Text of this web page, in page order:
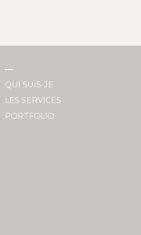
QUI SUIS-JE
LES SERVICES
PORTFOLIO